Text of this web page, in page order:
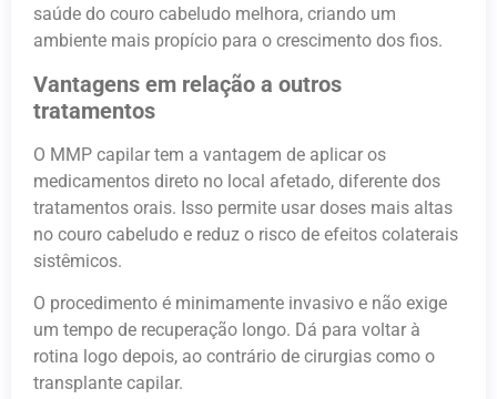
saúde do couro cabeludo melhora, criando um
ambiente mais propício para o crescimento dos fios.
Vantagens em relação a outros
tratamentos
O MMP capilar tem a vantagem de aplicar os
medicamentos direto no local afetado, diferente dos
tratamentos orais. Isso permite usar doses mais altas
no couro cabeludo e reduz o risco de efeitos colaterais
sistêmicos.
O procedimento é minimamente invasivo e não exige
um tempo de recuperação longo. Dá para voltar à
rotina logo depois, ao contrário de cirurgias como o
transplante capilar.